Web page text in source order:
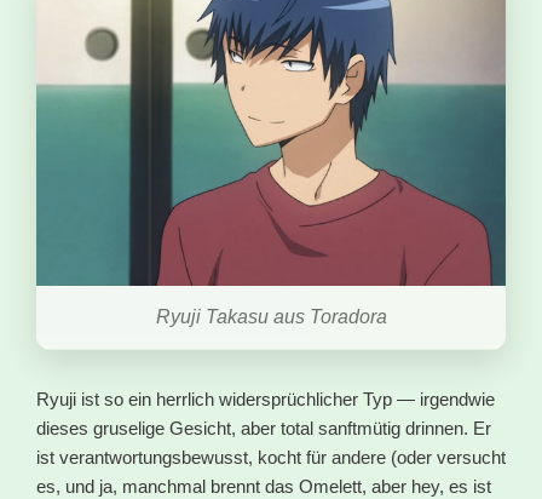
Ryuji Takasu aus Toradora
Ryuji ist so ein herrlich widersprüchlicher Typ — irgendwie
dieses gruselige Gesicht, aber total sanftmütig drinnen. Er
ist verantwortungsbewusst, kocht für andere (oder versucht
es, und ja, manchmal brennt das Omelett, aber hey, es ist